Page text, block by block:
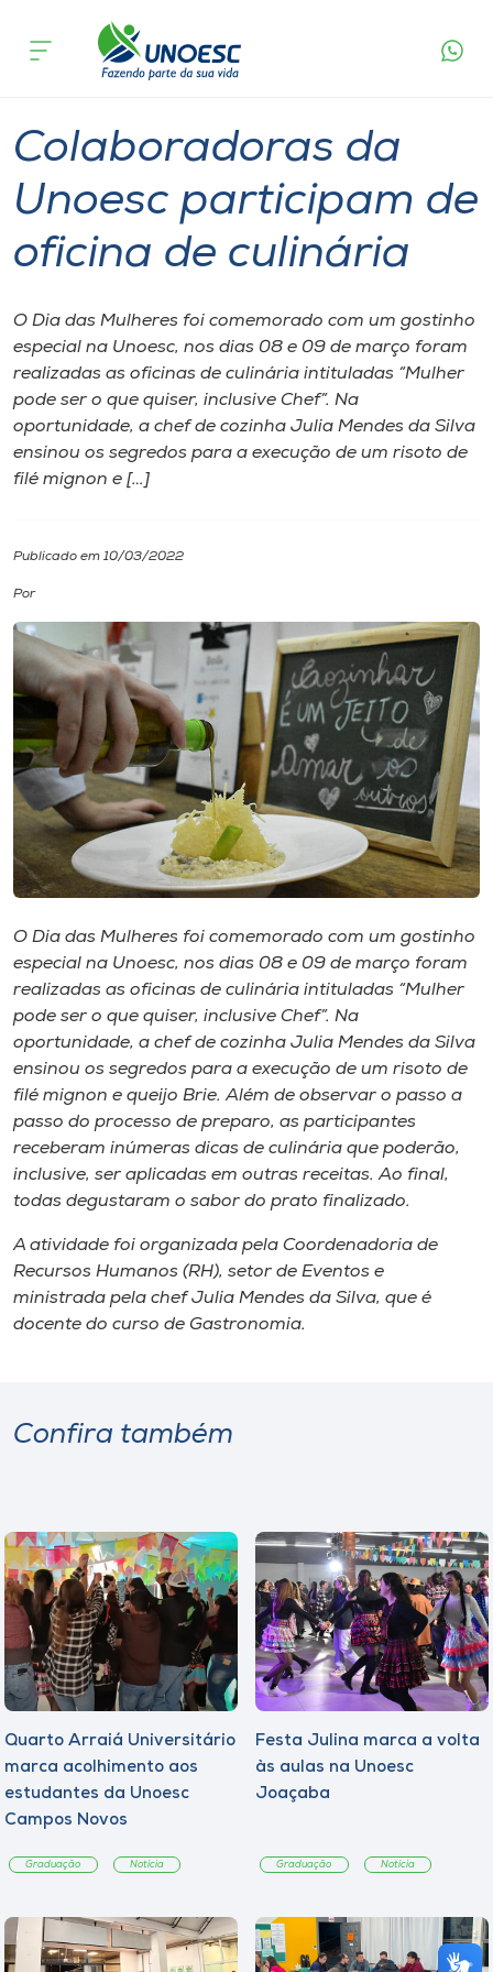
Cursos
Pesquisa
Atendimento ao Estudante
Portal de Ensino
A
Unoesc
Internacionalização
Cultura
CPA
Biblioteca
Editora
Rádio
Museu
Unoesc
Store
Selecione
acontece
Colaboradoras da
Unoesc participam de
oficina de culinária
O Dia das Mulheres foi comemorado com um gostinho
especial na Unoesc, nos dias 08 e 09 de março foram
realizadas as oficinas de culinária intituladas “Mulher
pode ser o que quiser, inclusive Chef”. Na
oportunidade, a chef de cozinha Julia Mendes da Silva
ensinou os segredos para a execução de um risoto de
filé mignon e […]
Publicado em 10/03/2022
Por
O Dia das Mulheres foi comemorado com um gostinho
especial na Unoesc, nos dias 08 e 09 de março foram
realizadas as oficinas de culinária intituladas “Mulher
pode ser o que quiser, inclusive Chef”. Na
oportunidade, a chef de cozinha Julia Mendes da Silva
ensinou os segredos para a execução de um risoto de
filé mignon e queijo Brie. Além de observar o passo a
passo do processo de preparo, as participantes
receberam inúmeras dicas de culinária que poderão,
inclusive, ser aplicadas em outras receitas. Ao final,
todas degustaram o sabor do prato finalizado.
A atividade foi organizada pela Coordenadoria de
Recursos Humanos (RH), setor de Eventos e
ministrada pela chef Julia Mendes da Silva, que é
docente do curso de Gastronomia.
Confira também
Quarto Arraiá Universitário
marca acolhimento aos
estudantes da Unoesc
Campos Novos
Graduação Notícia
Festa Julina marca a volta
às aulas na Unoesc
Joaçaba
Graduação Notícia